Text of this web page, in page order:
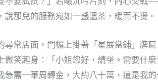
那兒的服務宛如一盞溫茶，暖而不燙。
常店面，門楣上掛著「星展當鋪」牌
笑起身：「小姐您好，請坐。需要什
需一筆周轉金，大約八十萬，這是我的